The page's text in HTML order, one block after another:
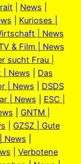
News
Kurioses |
| News
& Film | News
sucht Frau |
| News
Das
| News
DSDS
| News
ESC |
GNTM |
GZSZ | Gute
News
Verbotene